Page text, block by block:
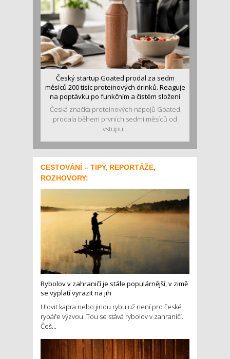
Český startup Goated prodal za sedm
měsíců 200 tisíc proteinových drinků. Reaguje
na poptávku po funkčním a čistém složení
Česká značka proteinových nápojů Goated
prodala během prvních sedmi měsíců od
vstupu...
CESTOVÁNÍ – TIPY, REPORTÁŽE,
ROZHOVORY:
Rybolov v zahraničí je stále populárnější, v zimě
se vyplatí vyrazit na jih
Ulovit kapra nebo jinou rybu už není pro české
rybáře výzvou. Tou se stává rybolov v zahraničí.
Češ...